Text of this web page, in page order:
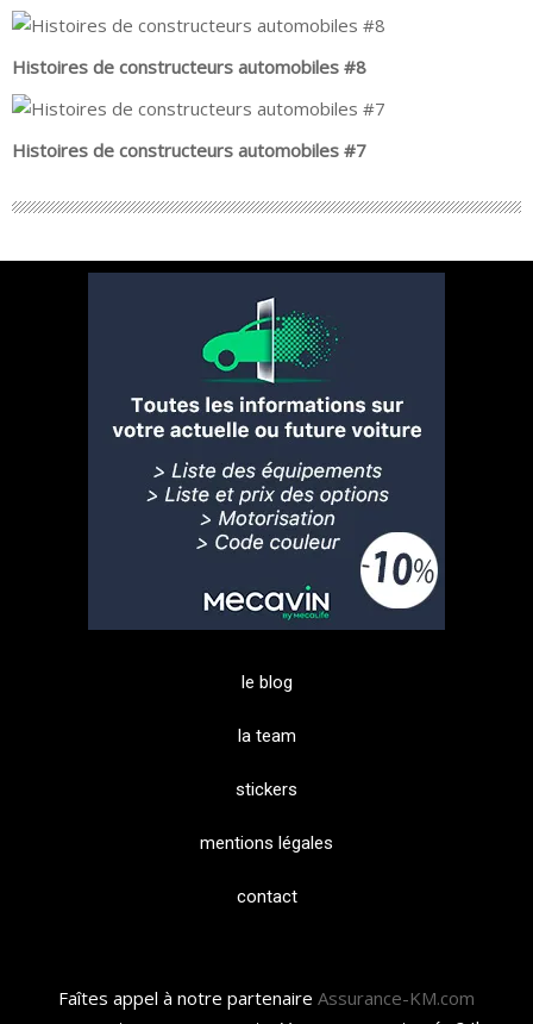
Histoires de constructeurs automobiles #8
Histoires de constructeurs automobiles #7
le blog
la team
stickers
mentions légales
contact
Faîtes appel à notre partenaire Assurance-KM.com